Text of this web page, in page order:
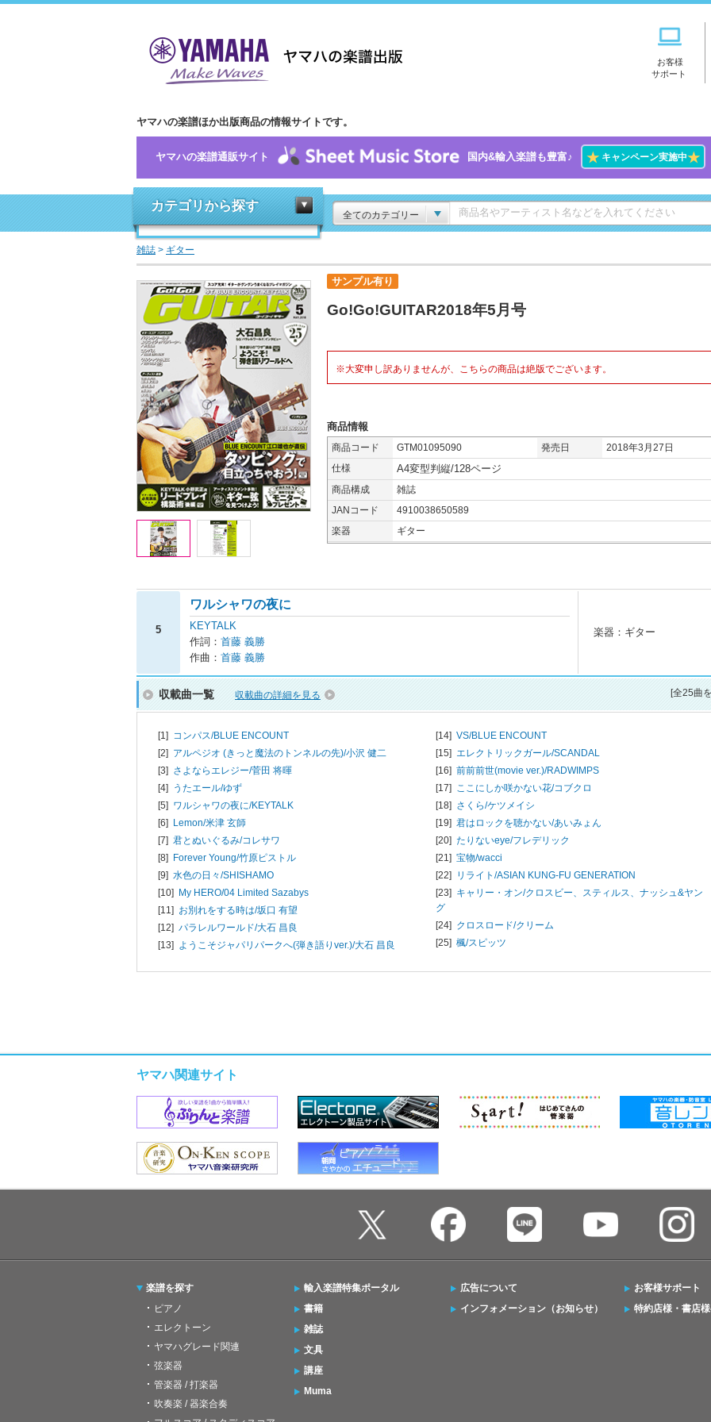
お客様
サポート
ヤマハの楽譜ほか出版商品の情報サイトです。
ヤマハの楽譜通販サイト 国内&輸入楽譜も豊富♪ ★キャンペーン実施中★
カテゴリから探す
全てのカテゴリー
雑誌 > ギター
サンプル有り
Go!Go!GUITAR2018年5月号
※大変申し訳ありませんが、こちらの商品は絶版でございます。
商品情報
商品コード GTM01095090 発売日
2018年3月27日
仕様
A4変型判縦/128ページ
商品構成
雑誌
JANコード
4910038650589
楽器
ギター
5
ワルシャワの夜に
KEYTALK
作詞： 首藤 義勝
作曲： 首藤 義勝
楽器：ギター
収載曲一覧 収載曲の詳細を見る [全25曲
[1] コンパス/BLUE ENCOUNT
[2] アルペジオ (きっと魔法のトンネルの先)/小沢 健二
[3] さよならエレジー/菅田 将暉
[4] うたエール/ゆず
[5] ワルシャワの夜に/KEYTALK
[6] Lemon/米津 玄師
[7] 君とぬいぐるみ/コレサワ
[8] Forever Young/竹原ピストル
[9] 水色の日々/SHISHAMO
[10] My HERO/04 Limited Sazabys
[11] お別れをする時は/坂口 有望
[12] パラレルワールド/大石 昌良
[13] ようこそジャパリパークへ(弾き語りver.)/大石 昌良
[14] VS/BLUE ENCOUNT
[15] エレクトリックガール/SCANDAL
[16] 前前前世(movie ver.)/RADWIMPS
[17] ここにしか咲かない花/コブクロ
[18] さくら/ケツメイシ
[19] 君はロックを聴かない/あいみょん
[20] たりないeye/フレデリック
[21] 宝物/wacci
[22] リライト/ASIAN KUNG-FU GENERATION
[23] キャリー・オン/クロスビー、スティルス、ナッシュ&ヤン
グ
[24] クロスロード/クリーム
[25] 楓/スピッツ
ヤマハ関連サイト
楽譜を探す
ピアノ
エレクトーン
ヤマハグレード関連
弦楽器
管楽器 / 打楽器
吹奏楽 / 器楽合奏
輸入楽譜特集ポータル
書籍
雑誌
文具
講座
Muma
広告について
インフォメーション（お知らせ）
お客様サポート
特約店様・書店